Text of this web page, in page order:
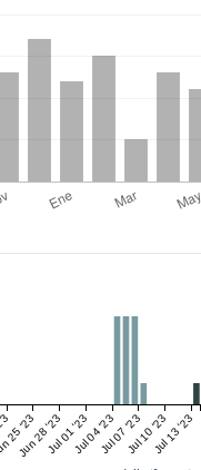
25 '23
Jun 28 '23Jul 01 '23Jul 04 '23Jul 07 '23Jul 10 '23Jul 13 '23